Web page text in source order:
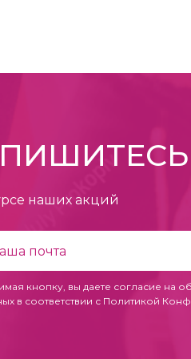
наших акций
кнопку, вы даете согласие на
в соответствии с Политикой